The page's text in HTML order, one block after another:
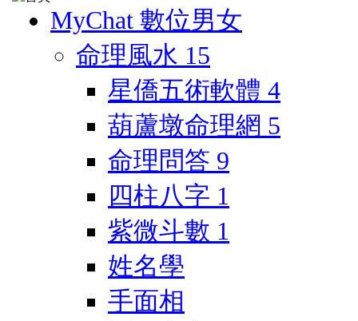
MyChat 數位男女
命理風水 15
星僑五術軟體 4
葫蘆墩命理網 5
命理問答 9
四柱八字 1
紫微斗數 1
姓名學
手面相